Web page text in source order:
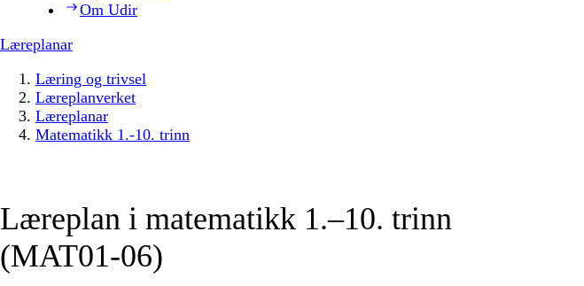
Om Udir
Læreplanar
Læring og trivsel
Læreplanverket
Læreplanar
Matematikk 1.-10. trinn
Læreplan i matematikk 1.–10. trinn
(MAT01‑06)